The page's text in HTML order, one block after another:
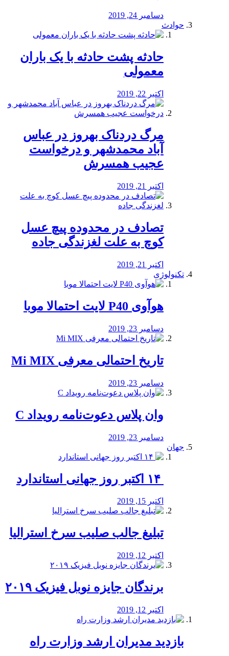
دسامبر 24, 2019
حوادث
️حادثه پشت حادثه با یک باران
معمولی
اکتبر 22, 2019
مرگ دردناک بهروز در عباس
آباد محمدشهر و درخواست
عجیب همسرش
اکتبر 21, 2019
تصادف در محدوده پیچ عسل
کوچ به علت لغزندگی جاده
اکتبر 21, 2019
تکنولوژی
هوآوی P40 لایت احتمالا موبا
دسامبر 23, 2019
تاریخ احتمالی معرفی Mi MIX
دسامبر 23, 2019
وان پلاس دعوت‌نامه رویداد C
دسامبر 23, 2019
جهان
اکتبر 15, 2019
تبلیغ جالب صلیب سرخ استرالیا
اکتبر 12, 2019
برندگان جایزه نوبل فیزیک ۲۰۱۹
اکتبر 12, 2019
بازدید مدیران ارشد وزارت راه